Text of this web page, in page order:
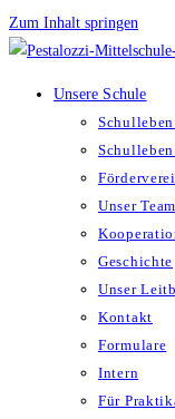
Zum Inhalt springen
Unsere Schule
Unser Team
Geschichte
Unser
Kontakt
Formulare
Intern
Für